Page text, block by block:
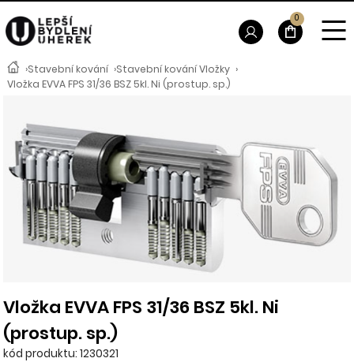
›Stavební kování ›Stavební kování Vložky ›
Vložka EVVA FPS 31/36 BSZ 5kl. Ni (prostup. sp.)
Vložka EVVA FPS 31/36 BSZ 5kl. Ni
(prostup. sp.)
kód produktu: 1230321
0